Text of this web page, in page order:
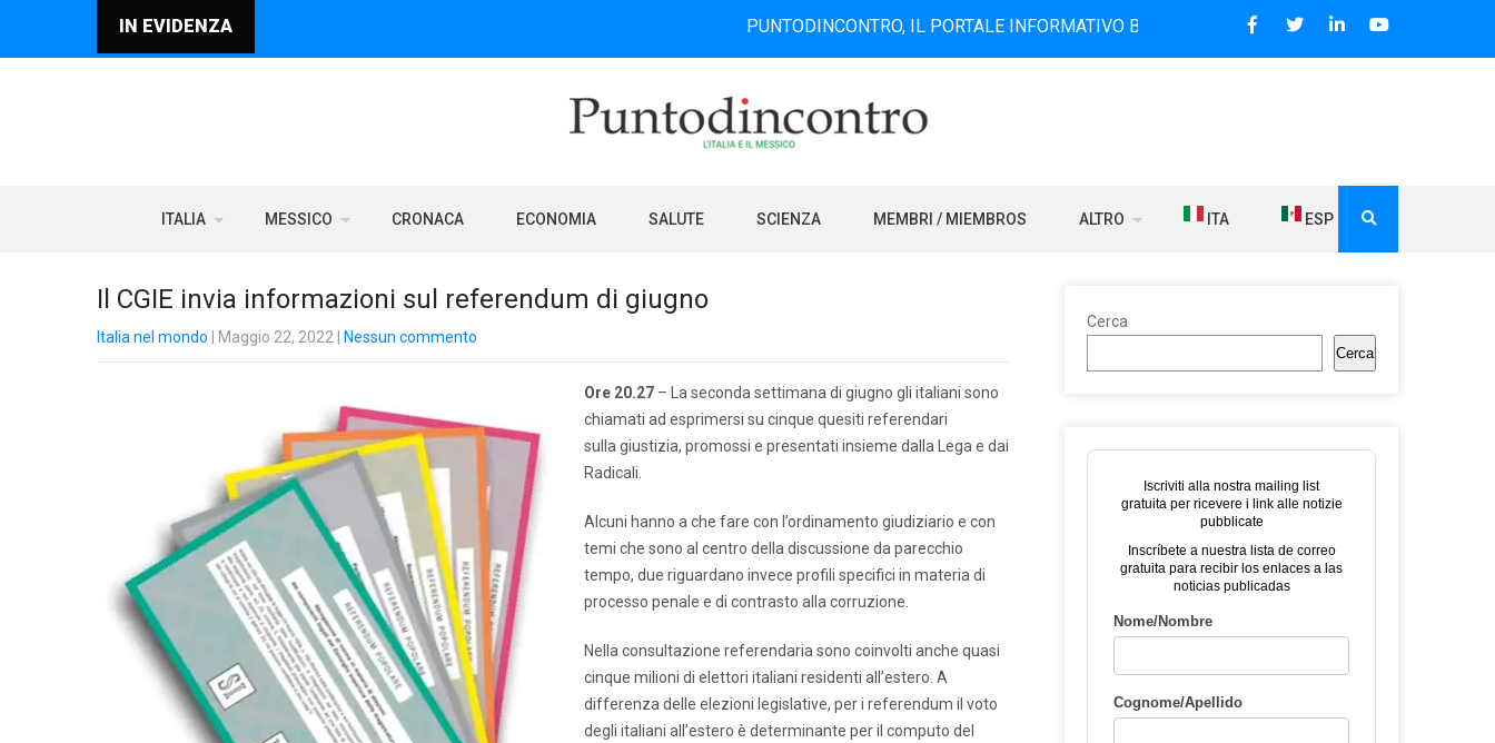
IN EVIDENZA PUNTODINCONTRO, IL PORTALE INFORMATIVO BILINGUE CHE DAL 2006 DIFFONDE NOTIZIE SUI
ITALIA MESSICO CRONACA ECONOMIA SALUTE SCIENZA MEMBRI / MIEMBROS ALTRO ITA ESP
Il CGIE invia informazioni sul referendum di giugno
Italia nel mondo | Maggio 22, 2022 Nessun commento
Ore 20.27 – La seconda settimana di giugno gli italiani sono
chiamati ad esprimersi su cinque quesiti referendari
sulla giustizia, promossi e presentati insieme dalla Lega e dai
Radicali.
Alcuni hanno a che fare con l’ordinamento giudiziario e con
temi che sono al centro della discussione da parecchio
tempo, due riguardano invece profili specifici in materia di
processo penale e di contrasto alla corruzione.
Nella consultazione referendaria sono coinvolti anche quasi
cinque milioni di elettori italiani residenti all’estero. A
differenza delle elezioni legislative, per i referendum il voto
degli italiani all’estero è determinante per il computo del
Cerca
Cerca
Iscriviti alla nostra mailing list
gratuita per ricevere i link alle notizie
pubblicate
Inscríbete a nuestra lista de correo
gratuita para recibir los enlaces a las
noticias publicadas
Nome/Nombre
Cognome/Apellido